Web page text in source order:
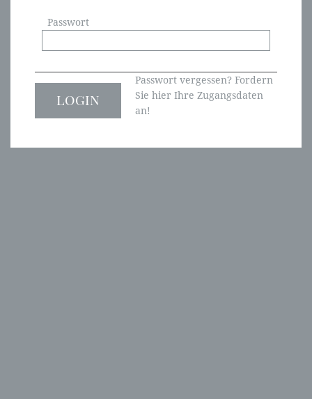
Passwort
Passwort vergessen? Fordern
Sie hier Ihre Zugangsdaten
an!